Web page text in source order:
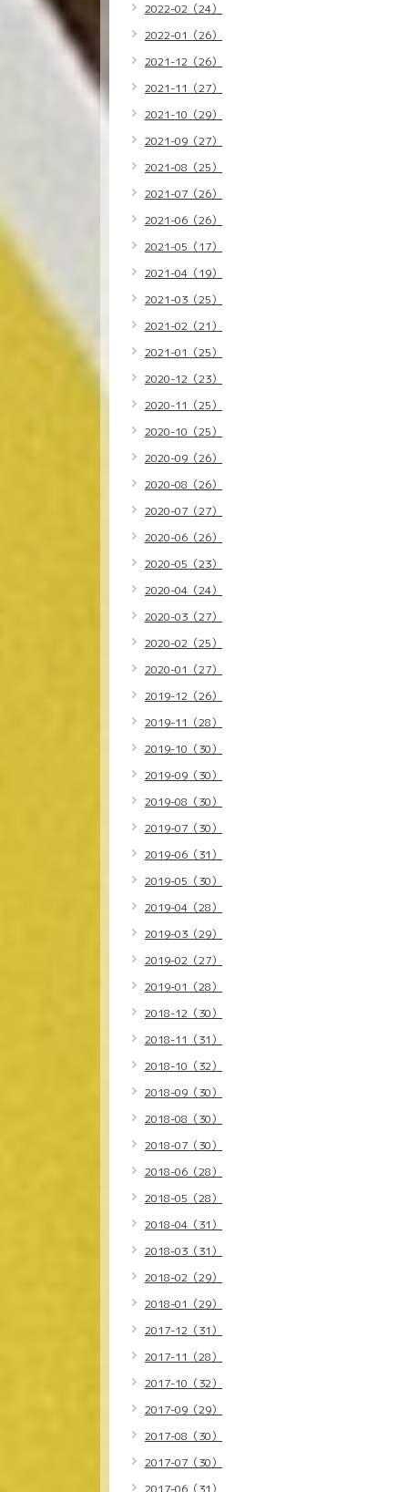
2022-02（24）
2022-01（26）
2021-12（26）
2021-11（27）
2021-10（29）
2021-09（27）
2021-08（25）
2021-07（26）
2021-06（26）
2021-05（17）
2021-04（19）
2021-03（25）
2021-02（21）
2021-01（25）
2020-12（23）
2020-11（25）
2020-10（25）
2020-09（26）
2020-08（26）
2020-07（27）
2020-06（26）
2020-05（23）
2020-04（24）
2020-03（27）
2020-02（25）
2020-01（27）
2019-12（26）
2019-11（28）
2019-10（30）
2019-09（30）
2019-08（30）
2019-07（30）
2019-06（31）
2019-05（30）
2019-04（28）
2019-03（29）
2019-02（27）
2019-01（28）
2018-12（30）
2018-11（31）
2018-10（32）
2018-09（30）
2018-08（30）
2018-07（30）
2018-06（28）
2018-05（28）
2018-04（31）
2018-03（31）
2018-02（29）
2018-01（29）
2017-12（31）
2017-11（28）
2017-10（32）
2017-09（29）
2017-08（30）
2017-07（30）
2017-06（31）